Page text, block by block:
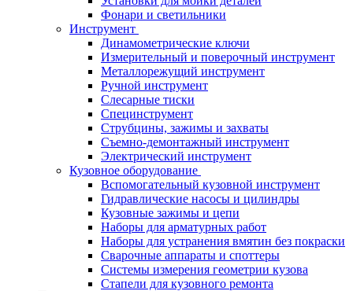
Фонари и светильники
Инструмент
Динамометрические ключи
Измерительный и поверочный инструмент
Металлорежущий инструмент
Ручной инструмент
Слесарные тиски
Специнструмент
Струбцины, зажимы и захваты
Съемно-демонтажный инструмент
Электрический инструмент
Кузовное оборудование
Вспомогательный кузовной инструмент
Гидравлические насосы и цилиндры
Кузовные зажимы и цепи
Наборы для арматурных работ
Наборы для устранения вмятин без покраски
Сварочные аппараты и споттеры
Системы измерения геометрии кузова
Стапели для кузовного ремонта